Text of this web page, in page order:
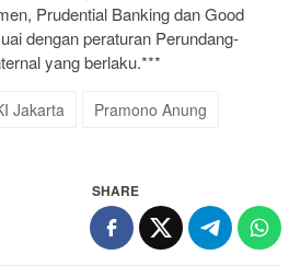
Prudential Banking dan Good
dengan peraturan Perundang-
yang berlaku.***
Jakarta
Pramono Anung
SHARE